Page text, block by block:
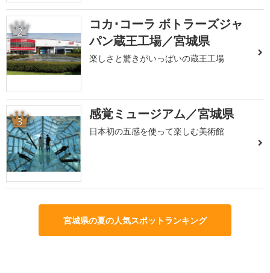
2
コカ･コーラ ボトラーズジャ
パン蔵王工場／宮城県
楽しさと驚きがいっぱいの蔵王工場
3 感覚ミュージアム／宮城県
日本初の五感を使って楽しむ美術館
宮城県の夏の人気スポットランキング